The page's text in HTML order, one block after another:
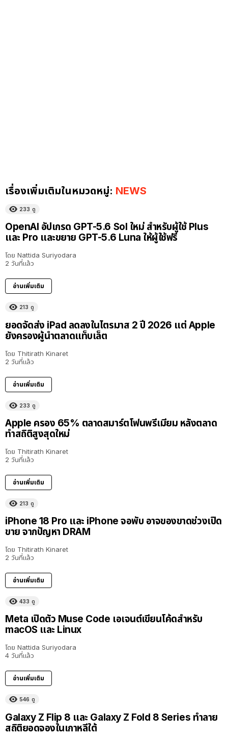
เรื่องเพิ่มเติมในหมวดหมู่: NEWS
233 ดู
OpenAI อัปเกรด GPT-5.6 Sol ใหม่ สำหรับผู้ใช้ Plus
และ Pro และขยาย GPT-5.6 Luna ให้ผู้ใช้ฟรี
โดย Nattida Suriyodara
2 วันที่แล้ว
อ่านเพิ่มเติม
213 ดู
ยอดจัดส่ง iPad ลดลงในไตรมาส 2 ปี 2026 แต่ Apple
ยังครองผู้นำตลาดแท็บเล็ต
โดย Thitirath Kinaret
2 วันที่แล้ว
อ่านเพิ่มเติม
233 ดู
Apple ครอง 65% ตลาดสมาร์ตโฟนพรีเมียม หลังตลาด
ทำสถิติสูงสุดใหม่
โดย Thitirath Kinaret
2 วันที่แล้ว
อ่านเพิ่มเติม
213 ดู
iPhone 18 Pro และ iPhone จอพับ อาจของขาดช่วงเปิด
ขาย จากปัญหา DRAM
โดย Thitirath Kinaret
2 วันที่แล้ว
อ่านเพิ่มเติม
433 ดู
Meta เปิดตัว Muse Code เอเจนต์เขียนโค้ดสำหรับ
macOS และ Linux
โดย Nattida Suriyodara
4 วันที่แล้ว
อ่านเพิ่มเติม
546 ดู
Galaxy Z Flip 8 และ Galaxy Z Fold 8 Series ทำลาย
สถิติยอดจองในเกาหลีใต้